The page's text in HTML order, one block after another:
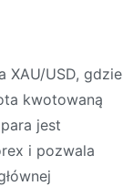
XAU/USD, gdzie
kwotowaną
jest
i pozwala